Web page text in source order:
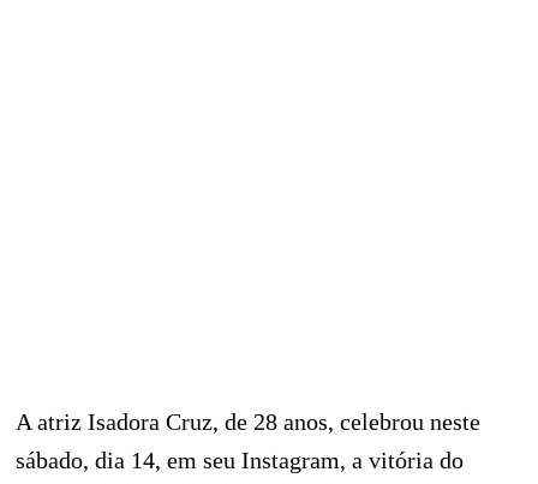
A atriz Isadora Cruz, de 28 anos, celebrou neste
sábado, dia 14, em seu Instagram, a vitória do